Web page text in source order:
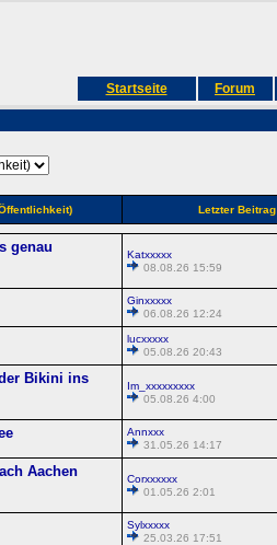
Startseite Forum
Letzter Beitrag
genau
Katxxxxx
08.08.26 15:59
Ginxxxxx
06.08.26 12:24
lucxxxxx
05.08.26 20:43
Bikini ins
Im_xxxxxxxxx
05.08.26 4:00
Annxxx
31.05.26 14:17
Aachen
Corxxxxxx
01.05.26 2:01
Sylxxxxx
25.03.26 17:51